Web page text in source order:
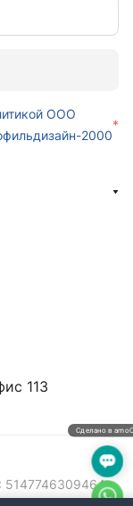
ООО
2000
*
113
Сделано в